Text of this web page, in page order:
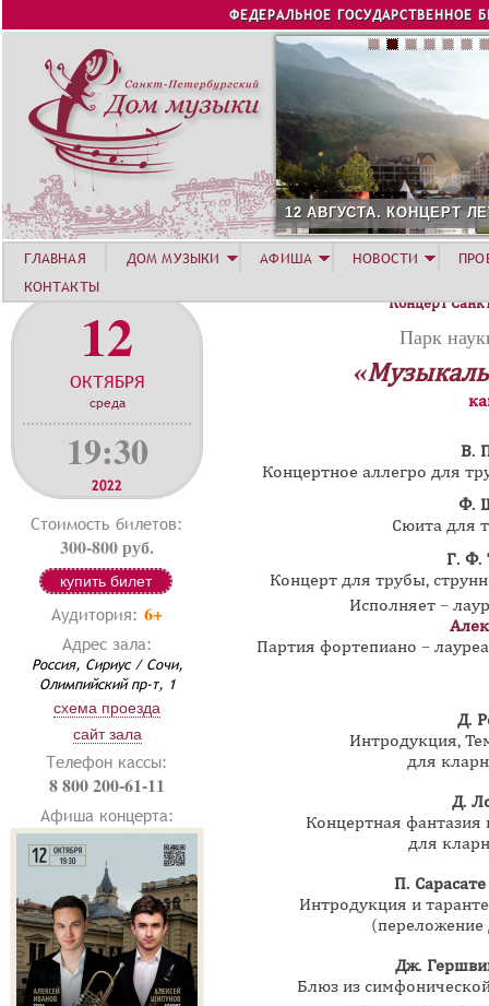
Jump to navigation
ФЕДЕРАЛЬНОЕ ГОСУДАРСТВЕННОЕ
12 АВГУСТА. КОНЦЕРТ
12
ОКТЯБРЯ
среда
19:30
2022
Стоимость билетов:
300-800 руб.
купить билет
Аудитория: 6+
Адрес зала:
Россия, Сириус / Сочи,
Олимпийский пр-т, 1
схема проезда
сайт зала
Телефон кассы:
8 800 200-61-11
Афиша концерта:
Концерт
Парк
В.
Концертное аллегро для
Ф.
Сюита для
Г. Ф.
Концерт для трубы,
Исполняет –
Партия фортепиано –
Д.
Интродукция,
для
Д.
Концертная
для
П. Сарасате
Интродукция и
(переложение
Дж.
Блюз из
ГЛАВНАЯ ДОМ МУЗЫКИ АФИША НОВОСТИ
КОНТАКТЫ